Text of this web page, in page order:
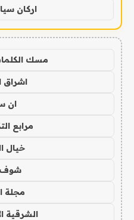
اركان
مسك
اشراق
ان
مرابع
خيال
شوف
مجلة
الشرقية